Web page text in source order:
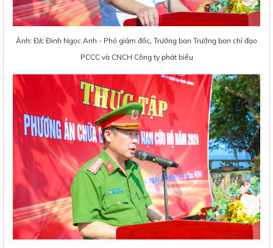
Ảnh: Đ/c Đinh Ngọc Anh - Phó giám đốc, Trưởng ban Trưởng ban chỉ đạo
PCCC và CNCH Công ty phát biểu